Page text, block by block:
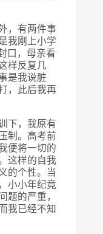
，有两件事
我刚上小学
口，母亲看
样反复几
是我说脏
，此后我再
下，我原有
制。高考前
便将一切的
这样的自我
的个性。当
小小年纪竟
的严重，
我已经不知